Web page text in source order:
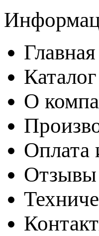
Главная
О
Оплата
Отзывы